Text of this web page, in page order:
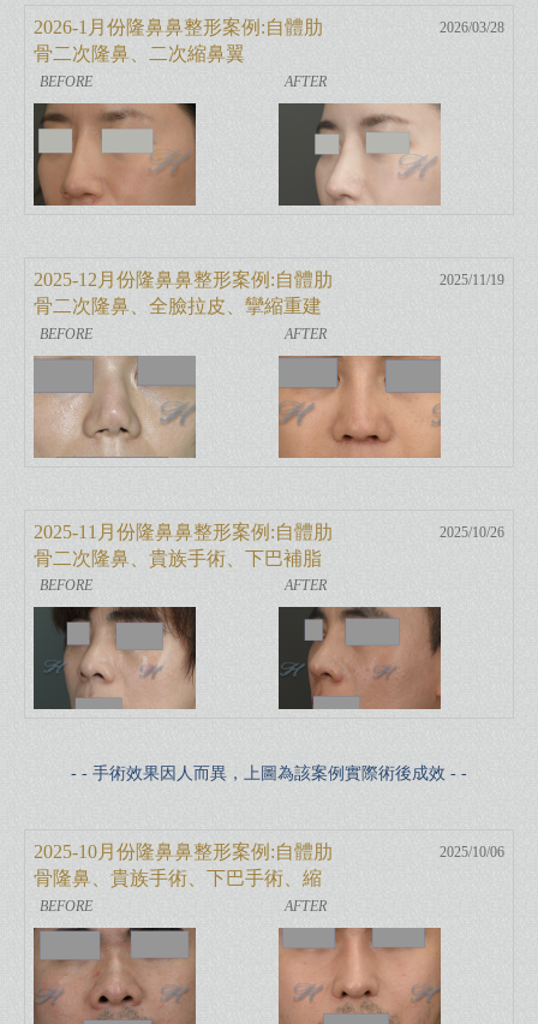
2026-1月份隆鼻鼻整形案例:自體肋
骨二次隆鼻、二次縮鼻翼
2026/03/28
2025-12月份隆鼻鼻整形案例:自體肋
骨二次隆鼻、全臉拉皮、攣縮重建
2025/11/19
2025-11月份隆鼻鼻整形案例:自體肋
骨二次隆鼻、貴族手術、下巴補脂
肪、縮鼻翼
2025/10/26
- - 手術效果因人而異，上圖為該案例實際術後成效 - -
2025-10月份隆鼻鼻整形案例:自體肋
骨隆鼻、貴族手術、下巴手術、縮
鼻翼
2025/10/06